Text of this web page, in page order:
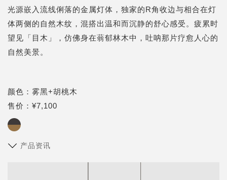
光源嵌入流线俐落的金属灯体，独家的R角收边与相合在灯
体两侧的自然木纹，混搭出温和而沉静的舒心感受。疲累时
望见「目木」，仿佛身在蓊郁林木中，吐呐那片疗愈人心的
自然美景。
颜色：雾黑+胡桃木
售价：¥7,100
产品资讯